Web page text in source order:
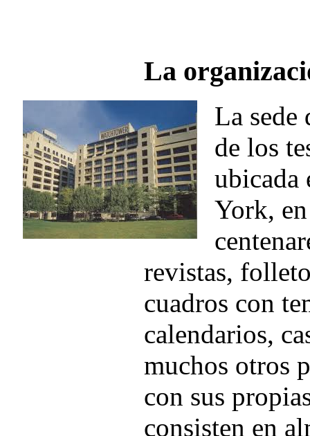
La
La sede
de los
ubicada
York,
revistas,
cuadros con
calendarios,
muchos otros
con sus
consisten en